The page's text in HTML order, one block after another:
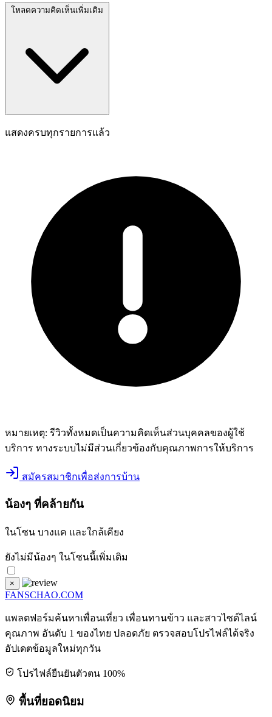
โหลดความคิดเห็นเพิ่มเติม
แสดงครบทุกรายการแล้ว
หมายเหตุ: รีวิวทั้งหมดเป็นความคิดเห็นส่วนบุคคลของผู้ใช้
บริการ ทางระบบไม่มีส่วนเกี่ยวข้องกับคุณภาพการให้บริการ
สมัครสมาชิกเพื่อส่งการบ้าน
น้องๆ ที่คล้ายกัน
ในโซน บางแค และใกล้เคียง
ยังไม่มีน้องๆ ในโซนนี้เพิ่มเติม
×
FANSCHAO.COM
แพลตฟอร์มค้นหาเพื่อนเที่ยว เพื่อนทานข้าว และสาวไซด์ไลน์
คุณภาพ อันดับ 1 ของไทย ปลอดภัย ตรวจสอบโปรไฟล์ได้จริง
อัปเดตข้อมูลใหม่ทุกวัน
โปรไฟล์ยืนยันตัวตน 100%
พื้นที่ยอดนิยม